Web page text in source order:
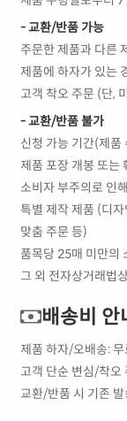
- 교환/반품 가능
주문한 제품과 다른
제품에 하자가 있는
고객 착오 주문 (단,
- 교환/반품 불가
신청 가능 기간(제품
제품 포장 개봉 또는
소비자 부주의로 인
특별 제작 제품 (디
맞춤 주문 등)
품목당 25매 미만의
그 외 전자상거래법
배송비 안
제품 하자/오배송: 무
고객 단순 변심/착오
교환/반품 시 기존